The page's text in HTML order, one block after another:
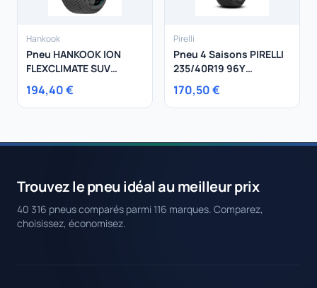
Hankook
Pneu HANKOOK ION
FLEXCLIMATE SUV
255/45R19 104Y
194,40 €
Pirelli
Pneu 4 Saisons PIRELLI
235/40R19 96Y
Cinturato All Season SF
2 XL
170,50 €
Trouvez le pneu idéal au meilleur prix
40 316 pneus comparés parmi 116 marques. Comparez,
choisissez, économisez.